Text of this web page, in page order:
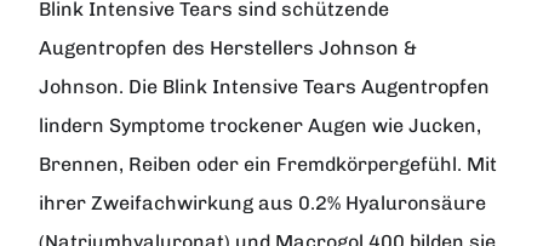
Blink Intensive Tears sind schützende
Augentropfen des Herstellers Johnson &
Johnson. Die Blink Intensive Tears Augentropfen
lindern Symptome trockener Augen wie Jucken,
Brennen, Reiben oder ein Fremdkörpergefühl. Mit
ihrer Zweifachwirkung aus 0.2% Hyaluronsäure